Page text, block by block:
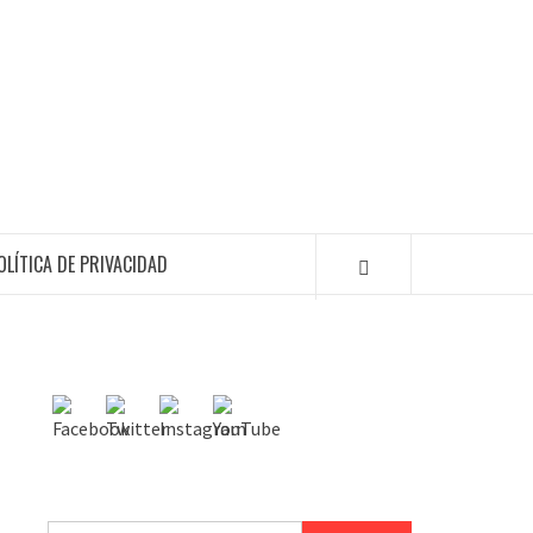
DE PRIVACIDAD